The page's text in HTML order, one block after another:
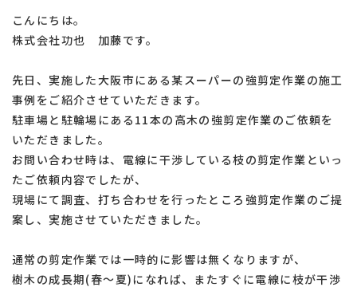
こんにちは。
株式会社功也 加藤です。
先日、実施した大阪市にある某スーパーの強剪定作業の施工
事例をご紹介させていただきます。
駐車場と駐輪場にある11本の高木の強剪定作業のご依頼を
いただきました。
お問い合わせ時は、電線に干渉している枝の剪定作業といっ
たご依頼内容でしたが、
現場にて調査、打ち合わせを行ったところ強剪定作業のご提
案し、実施させていただきました。
通常の剪定作業では一時的に影響は無くなりますが、
樹木の成長期(春〜夏)になれば、またすぐに電線に枝が干渉